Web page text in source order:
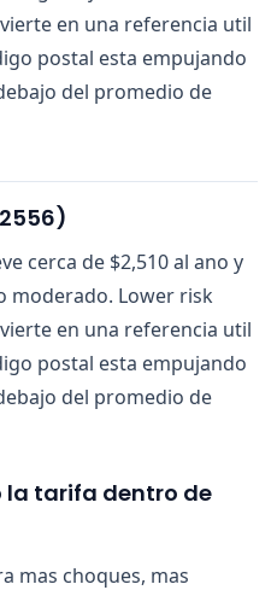
en una referencia util
postal esta empujando
del promedio de
)
cerca de $2,510 al ano y
moderado. Lower risk
en una referencia util
postal esta empujando
del promedio de
la tarifa dentro de
mas choques, mas